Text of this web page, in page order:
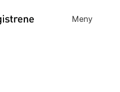
til
Meny